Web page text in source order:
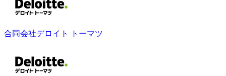
合同会社デロイト トーマツ